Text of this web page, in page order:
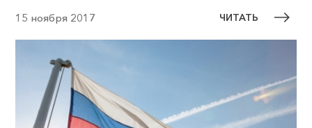
15 ноября 2017 ЧИТАТЬ